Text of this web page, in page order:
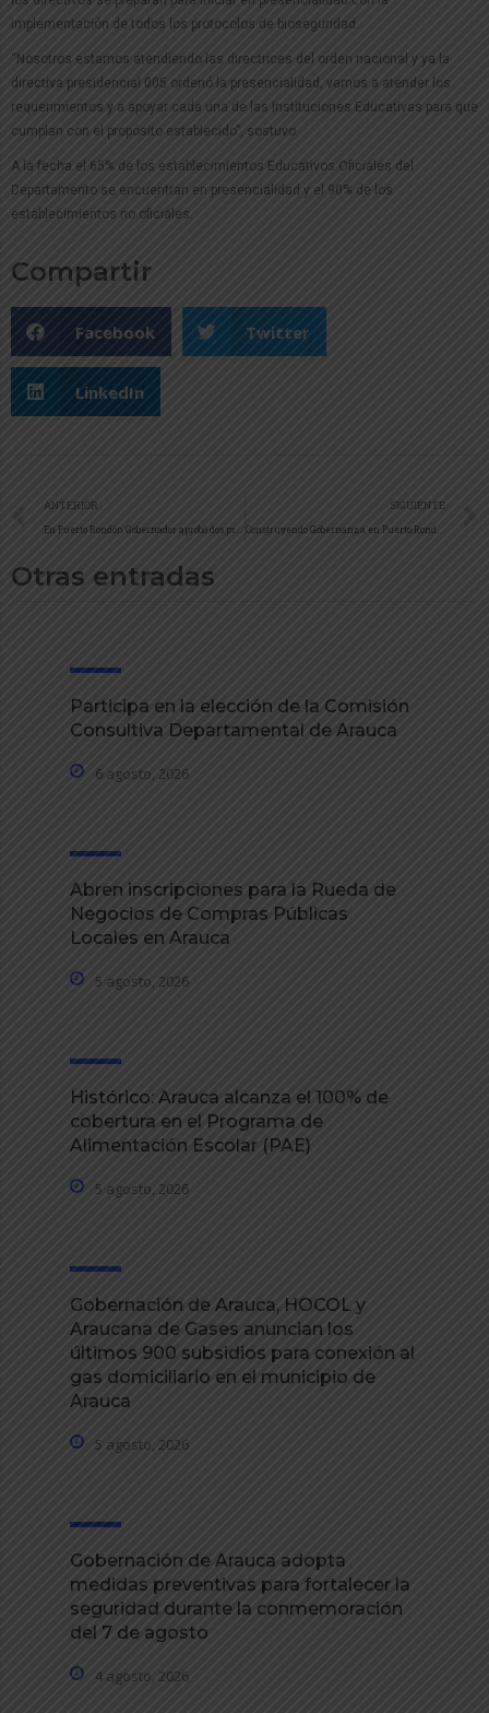
implementación de todos los protocolos de bioseguridad.
“Nosotros estamos atendiendo las directrices del orden nacional y ya la
directiva presidencial 005 ordenó la presencialidad, vamos a atender los
requerimientos y a apoyar cada una de las Instituciones Educativas para que
cumplan con el propósito establecido”, sostuvo.
A la fecha el 65% de los establecimientos Educativos Oficiales del
Departamento se encuentran en presencialidad y el 90% de los
establecimientos no oficiales.
Compartir
Facebook Twitter
LinkedIn
ANTERIOR SIGUIENTE
Otras entradas
Participa en la elección de la Comisión
Consultiva Departamental de Arauca
6 agosto, 2026
Abren inscripciones para la Rueda de
Negocios de Compras Públicas
Locales en Arauca
5 agosto, 2026
Histórico: Arauca alcanza el 100% de
cobertura en el Programa de
Alimentación Escolar (PAE)
5 agosto, 2026
Gobernación de Arauca, HOCOL y
Araucana de Gases anuncian los
últimos 900 subsidios para conexión al
gas domiciliario en el municipio de
Arauca
5 agosto, 2026
Gobernación de Arauca adopta
medidas preventivas para fortalecer la
seguridad durante la conmemoración
del 7 de agosto
4 agosto, 2026